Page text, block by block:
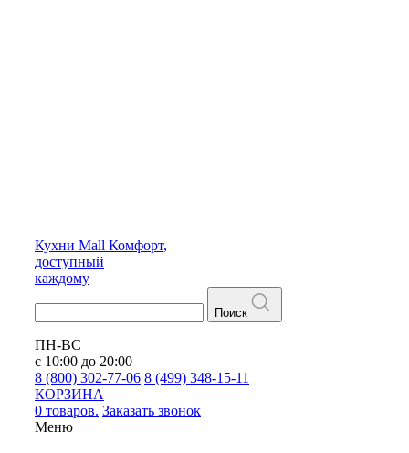
Кухни Mall Комфорт,
доступный
каждому
Поиск
ПН-ВС
с 10:00 до 20:00
8 (800) 302-77-06 8 (499) 348-15-11
КОРЗИНА
0 товаров. Заказать звонок
Меню